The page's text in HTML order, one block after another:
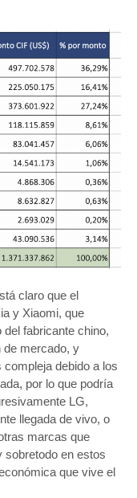
claro que el
y Xiaomi, que
fabricante chino,
de mercado, y
debido a los
por lo que podría
LG,
llegada de vivo, o
marcas que
sobretodo en estos
que vive el